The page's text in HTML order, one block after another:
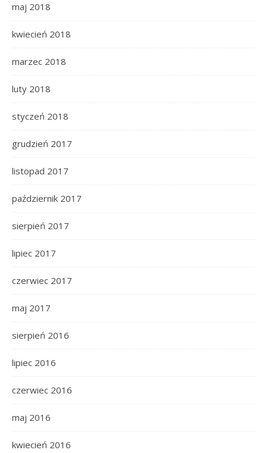
maj 2018
kwiecień 2018
marzec 2018
luty 2018
styczeń 2018
grudzień 2017
listopad 2017
październik 2017
sierpień 2017
lipiec 2017
czerwiec 2017
maj 2017
sierpień 2016
lipiec 2016
czerwiec 2016
maj 2016
kwiecień 2016